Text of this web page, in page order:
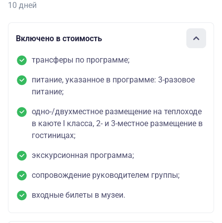
10 дней
Включено в стоимость
трансферы по программе;
питание, указанное в программе: 3-разовое
питание;
одно-/двухместное размещение на теплоходе
в каюте I класса, 2- и 3-местное размещение в
гостиницах;
экскурсионная программа;
сопровождение руководителем группы;
входные билеты в музеи.